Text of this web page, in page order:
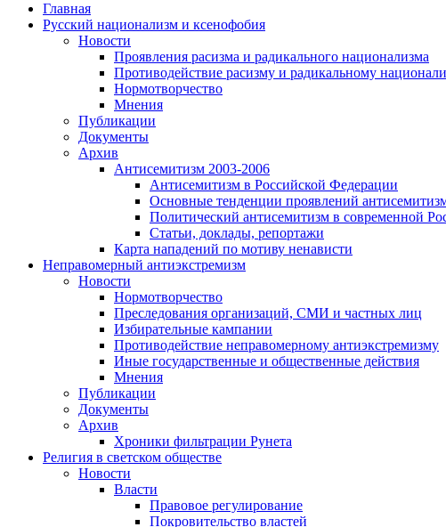
Главная
Русский национализм и ксенофобия
Новости
Проявления расизма и радикального национализма
Противодействие расизму и радикальному
Нормотворчество
Мнения
Публикации
Документы
Архив
Антисемитизм 2003-2006
Антисемитизм в Российской Федерации
Основные тенденции проявлений
Политический антисемитизм в современной
Статьи, доклады, репортажи
Карта нападений по мотиву ненависти
Неправомерный антиэкстремизм
Новости
Нормотворчество
Преследования организаций, СМИ и частных лиц
Избирательные кампании
Противодействие неправомерному антиэкстремизму
Иные государственные и общественные действия
Мнения
Публикации
Документы
Архив
Хроники фильтрации Рунета
Религия в светском обществе
Новости
Власти
Правовое регулирование
Покровительство властей